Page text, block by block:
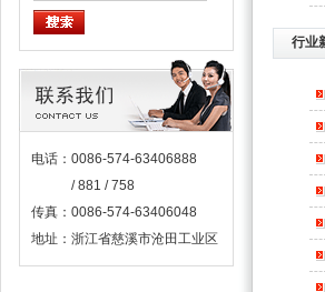
电话：0086-574-63406888
/ 881 / 758
传真：0086-574-63406048
地址：浙江省慈溪市沧田工业区
行业